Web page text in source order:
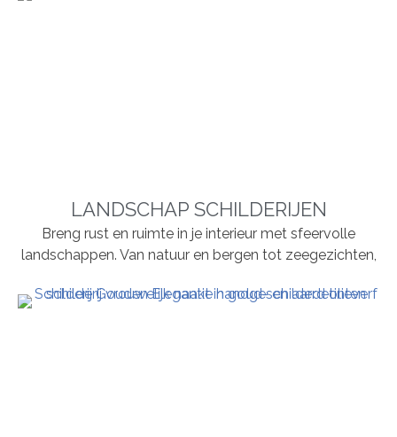
LANDSCHAP SCHILDERIJEN
Breng rust en ruimte in je interieur met sfeervolle
landschappen. Van natuur en bergen tot zeegezichten,